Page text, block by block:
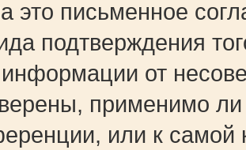
это письменное
подтверждения
от
применимо ли
или к самой